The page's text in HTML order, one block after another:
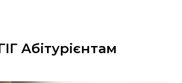
Абітурієнтам